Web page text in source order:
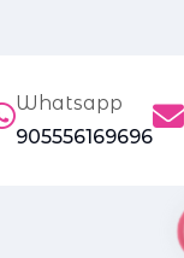
Whatsapp
905556169696